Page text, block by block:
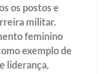
os postos e
militar.
feminino
exemplo de
liderança,